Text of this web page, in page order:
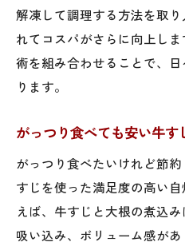
解凍して調理する方法を取
れてコスパがさらに向上し
術を組み合わせることで、
ります。
がっつり食べても安い牛す
がっつり食べたいけれど節
すじを使った満足度の高い
えば、牛すじと大根の煮込
吸い込み、ボリューム感が